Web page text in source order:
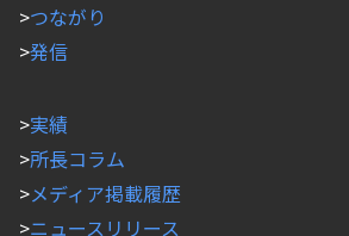
>つながり
>発信
>実績
>所長コラム
>メディア掲載履歴
>ニュースリリース